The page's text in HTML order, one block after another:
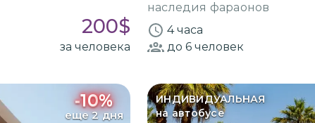
200$
за человека
наследия фараонов
4 часа
до 6 человек
-10%
еще 2 дня
ИНДИВИДУАЛЬНАЯ
на автобусе